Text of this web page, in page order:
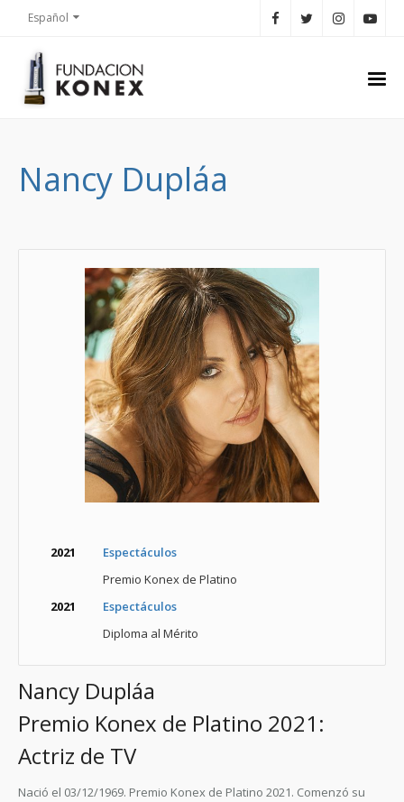
Español
Nancy Dupláa
2021
Espectáculos
Premio Konex de Platino
2021
Espectáculos
Diploma al Mérito
Nancy Dupláa
Premio Konex de Platino 2021:
Actriz de TV
Nació el 03/12/1969. Premio Konex de Platino 2021. Comenzó su